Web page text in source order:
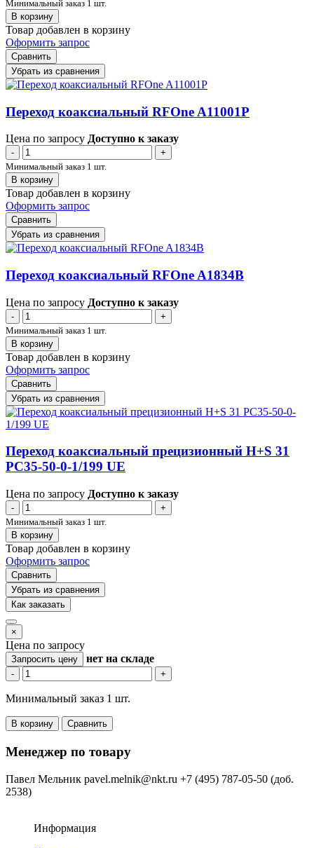
Минимальный заказ 1 шт.
В корзину
Товар добавлен в корзину
Оформить запрос
Сравнить
Убрать из сравнения
Переход коаксиальный RFOne A11001P
Цена по запросу Доступно к заказу
-
+
Минимальный заказ 1 шт.
В корзину
Товар добавлен в корзину
Оформить запрос
Сравнить
Убрать из сравнения
Переход коаксиальный RFOne A1834B
Цена по запросу Доступно к заказу
-
+
Минимальный заказ 1 шт.
В корзину
Товар добавлен в корзину
Оформить запрос
Сравнить
Убрать из сравнения
Переход коаксиальный прецизионный H+S 31
PC35-50-0-1/199 UE
Цена по запросу Доступно к заказу
-
+
Минимальный заказ 1 шт.
В корзину
Товар добавлен в корзину
Оформить запрос
Сравнить
Убрать из сравнения
Как заказать
×
Цена по запросу
Запросить цену нет на складе
- +
Минимальный заказ 1 шт.
В корзину Сравнить
Менеджер по товару
Павел Мельник pavel.melnik@nkt.ru +7 (495) 787-05-50 (доб.
2538)
Информация